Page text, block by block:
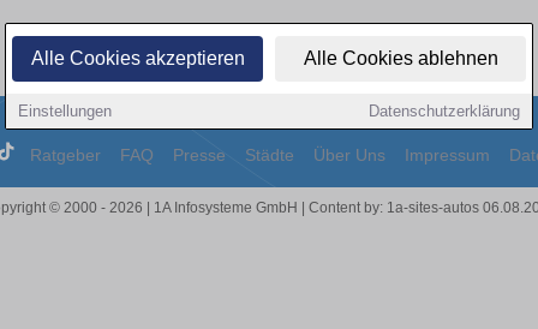
Alle Cookies akzeptieren Alle Cookies ablehnen
Einstellungen Datenschutzerklärung
Ratgeber FAQ Presse Städte Über Uns Impressum
© 2000 - 2026 | 1A Infosysteme GmbH | Content by: 1a-sites-autos